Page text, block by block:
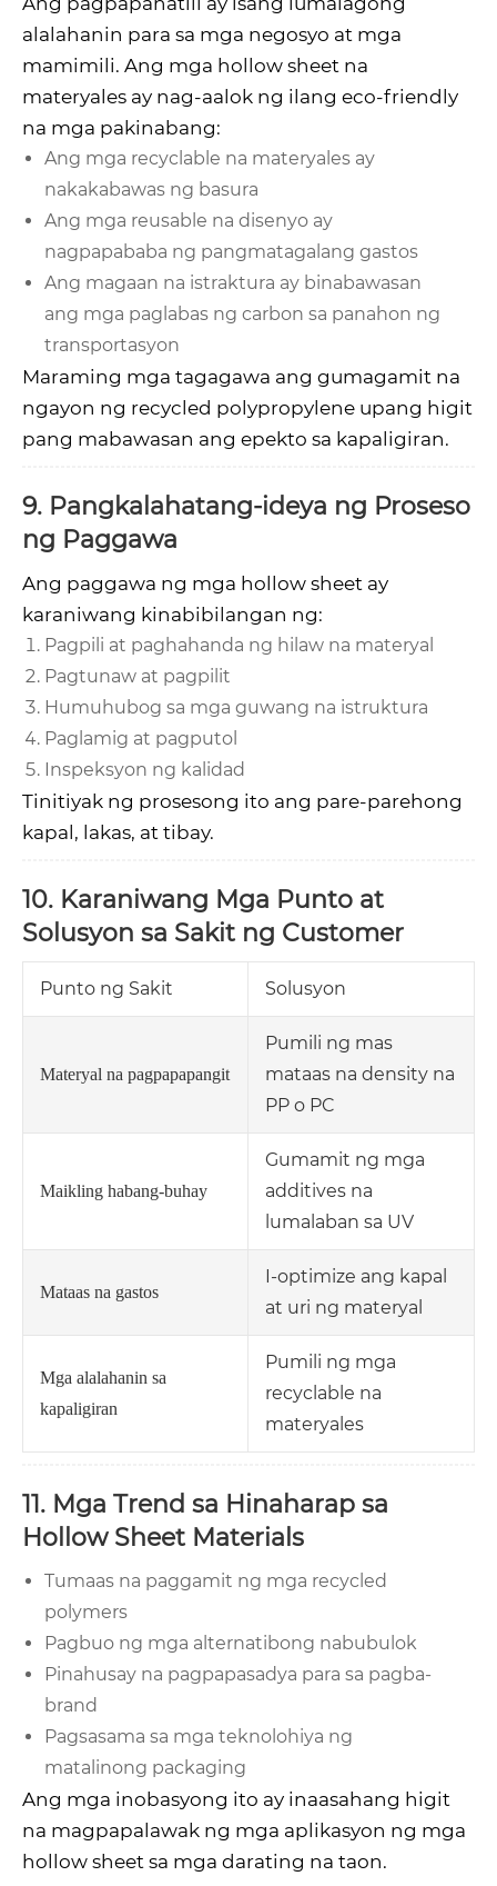
alalahanin para sa mga negosyo at mga
mamimili. Ang mga hollow sheet na
materyales ay nag-aalok ng ilang eco-friendly
na mga pakinabang:
Ang mga recyclable na materyales ay
nakakabawas ng basura
Ang mga reusable na disenyo ay
nagpapababa ng pangmatagalang gastos
Ang magaan na istraktura ay binabawasan
ang mga paglabas ng carbon sa panahon ng
transportasyon
Maraming mga tagagawa ang gumagamit na
ngayon ng recycled polypropylene upang higit
pang mabawasan ang epekto sa kapaligiran.
9. Pangkalahatang-ideya ng Proseso
ng Paggawa
Ang paggawa ng mga hollow sheet ay
karaniwang kinabibilangan ng:
Pagpili at paghahanda ng hilaw na materyal
Pagtunaw at pagpilit
Humuhubog sa mga guwang na istruktura
Paglamig at pagputol
Inspeksyon ng kalidad
Tinitiyak ng prosesong ito ang pare-parehong
kapal, lakas, at tibay.
10. Karaniwang Mga Punto at
Solusyon sa Sakit ng Customer
Punto ng Sakit Solusyon
Materyal na pagpapapangit
Pumili ng mas
mataas na density na
PP o PC
Maikling habang-buhay
Gumamit ng mga
additives na
lumalaban sa UV
Mataas na gastos
I-optimize ang kapal
at uri ng materyal
Mga alalahanin sa
kapaligiran
Pumili ng mga
recyclable na
materyales
11. Mga Trend sa Hinaharap sa
Hollow Sheet Materials
Tumaas na paggamit ng mga recycled
polymers
Pagbuo ng mga alternatibong nabubulok
Pinahusay na pagpapasadya para sa pagba-
brand
Pagsasama sa mga teknolohiya ng
matalinong packaging
Ang mga inobasyong ito ay inaasahang higit
na magpapalawak ng mga aplikasyon ng mga
hollow sheet sa mga darating na taon.